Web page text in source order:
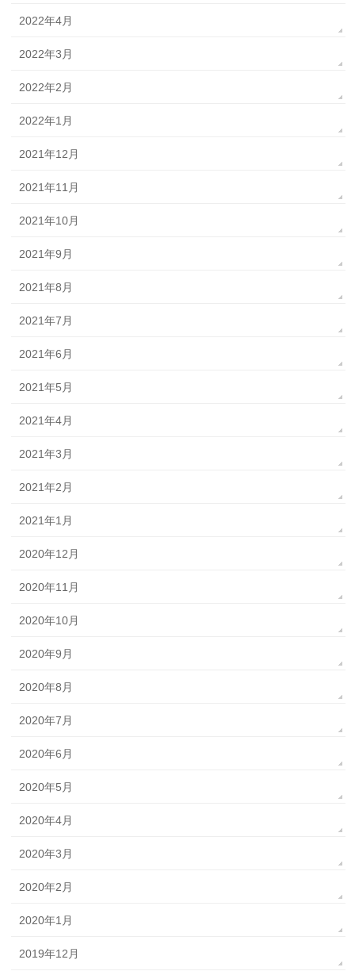
2022年4月
2022年3月
2022年2月
2022年1月
2021年12月
2021年11月
2021年10月
2021年9月
2021年8月
2021年7月
2021年6月
2021年5月
2021年4月
2021年3月
2021年2月
2021年1月
2020年12月
2020年11月
2020年10月
2020年9月
2020年8月
2020年7月
2020年6月
2020年5月
2020年4月
2020年3月
2020年2月
2020年1月
2019年12月